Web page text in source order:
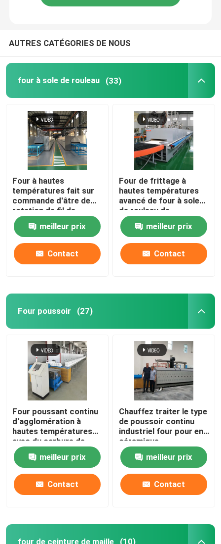
four à foyer de rouleau
Meubles de four
four en céramique
four de frittage
Four matériel d'anode et de cathode
Fours de séchage
Forneau de traitement thermique
AUTRES CATÉGORIES DE NOUS
four à sole de rouleau (33)
Four à hautes
températures fait sur
commande d'âtre de
rotation de fil de
résistance pour
l'agglomération de
matériaux de batterie
au lithium
meilleur prix
Contact
Four de frittage à
hautes températures
avancé de four à sole
de rouleau de
matériaux en
céramiquemeilleur prix
Contact
Four poussoir (27)
Four poussant continu
d'agglomération à
hautes températures
avec du carbure de
silicium Rods pour les
pièces structurelles de
zircone d'alumine
meilleur prix
Contact
Chauffez traiter le type
de poussoir continu
industriel four pour en
céramique
meilleur prix
Contact
four de ceinture de maille (10)